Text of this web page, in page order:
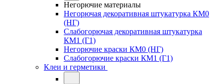
Негорючие материалы
Негорючая декоративная штукатурка КМ0
(НГ)
Слабогорючая декоративная штукатурка
КМ1 (Г1)
Негорючие краски КМ0 (НГ)
Слабогорючие краски КМ1 (Г1)
Клеи и герметики